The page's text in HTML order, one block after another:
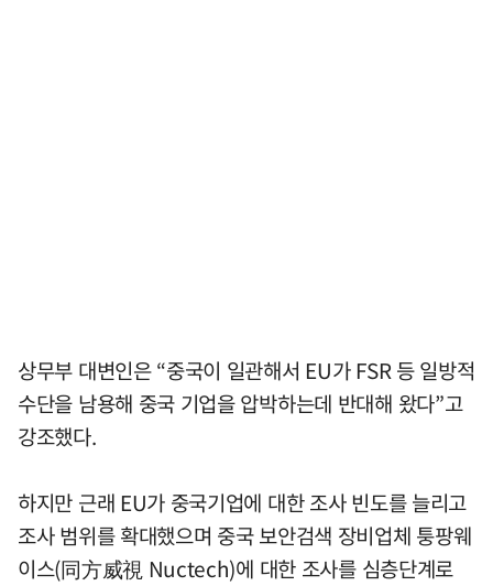
상무부 대변인은 “중국이 일관해서 EU가 FSR 등 일방적
수단을 남용해 중국 기업을 압박하는데 반대해 왔다”고
강조했다.
하지만 근래 EU가 중국기업에 대한 조사 빈도를 늘리고
조사 범위를 확대했으며 중국 보안검색 장비업체 퉁팡웨
이스(同方威視 Nuctech)에 대한 조사를 심층단계로